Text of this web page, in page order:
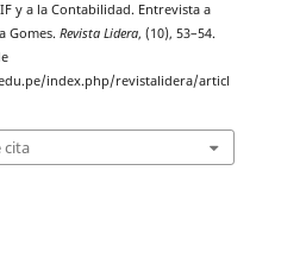
y a la Contabilidad. Entrevista a
Gomes. Revista Lidera, (10), 53–54.
index.php/revistalidera/articl
cita